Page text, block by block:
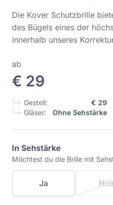
Die Kover Schutzbrille
des Bügels eines der
innerhalb unseres
ab
€ 29
Gestell:
€ 29
Gläser:
Ohne Sehstärke
In Sehstärke
Möchtest du die Brille mit
Ja